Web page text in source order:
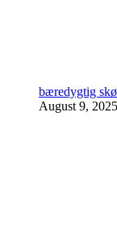
bæredygtig
August 9, 2025